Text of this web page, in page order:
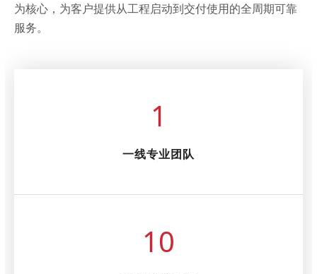
为核心，为客户提供从工程启动到交付使用的全周期可靠
服务。
1
一线专业团队
10